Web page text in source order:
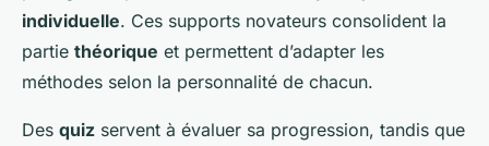
individuelle. Ces supports novateurs consolident la
partie théorique et permettent d’adapter les
méthodes selon la personnalité de chacun.
Des quiz servent à évaluer sa progression, tandis que